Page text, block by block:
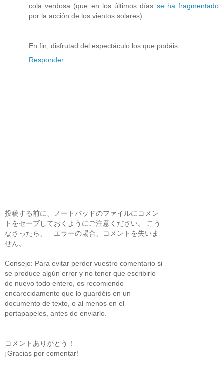
cola verdosa (que en los últimos días se ha fragmentado
por la acción de los vientos solares).
En fin, disfrutad del espectáculo los que podáis.
Responder
投稿する前に、ノートパッドのファイルにコメン
トをセーブしておくようにご注意ください。 こう
なさったら、 エラーの場合、コメントを失いま
せん。
Consejo: Para evitar perder vuestro comentario si
se produce algún error y no tener que escribirlo
de nuevo todo entero, os recomiendo
encarecidamente que lo guardéis en un
documento de texto, o al menos en el
portapapeles, antes de enviarlo.
コメントありがとう！
¡Gracias por comentar!